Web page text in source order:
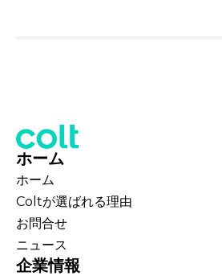
ホーム
ホーム
Coltが選ばれる理由
お問合せ
ニュース
企業情報